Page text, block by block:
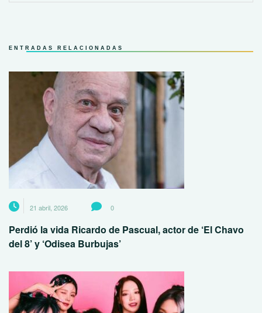
ENTRADAS RELACIONADAS
21 abril, 2026 0
Perdió la vida Ricardo de Pascual, actor de ‘El Chavo
del 8’ y ‘Odisea Burbujas’